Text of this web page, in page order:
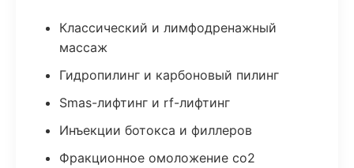
Классический и лимфодренажный
массаж
Гидропилинг и карбоновый пилинг
Smas-лифтинг и rf-лифтинг
Инъекции ботокса и филлеров
Фракционное омоложение co2